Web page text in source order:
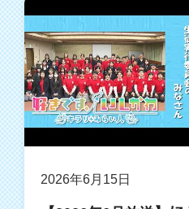
2026年6月15日